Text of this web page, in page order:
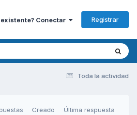
Conectar Registrar
Toda la actividad
Creado Última respuesta